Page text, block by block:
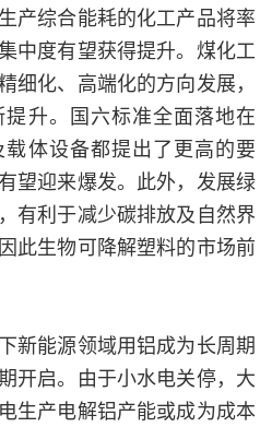
产综合能耗的化工产品将率
中度有望获得提升。煤化工
细化、高端化的方向发展，
升。国六标准全面落地在
体设备都提出了更高的要
望迎来爆发。此外，发展绿
有利于减少碳排放及自然界
此生物可降解塑料的市场前
新能源领域用铝成为长周期
开启。由于小水电关停，大
生产电解铝产能或成为成本